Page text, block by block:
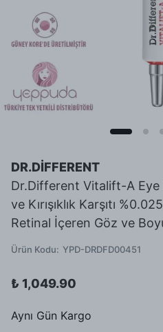
DR.DİFFERENT
Dr.Different Vitalift-A Eye
ve Kırışıklık Karşıtı
Retinal İçeren Göz ve
Ürün Kodu: YPD-DRDFD00451
₺ 1,049.90
Aynı Gün Kargo